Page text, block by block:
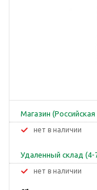
Магазин (Российская
Нет в наличии
Удаленный склад (4-
Нет в наличии